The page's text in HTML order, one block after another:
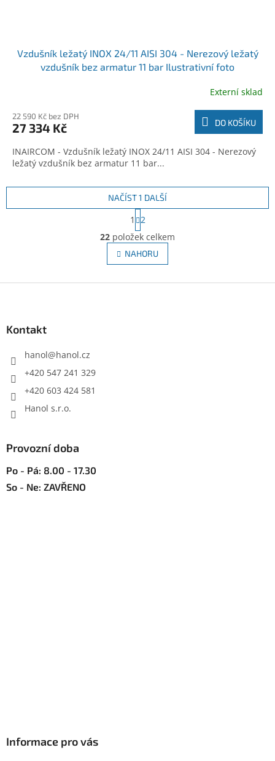
Vzdušník ležatý INOX 24/11 AISI 304 - Nerezový ležatý
vzdušník bez armatur 11 bar Ilustrativní foto
Externí sklad
22 590 Kč bez DPH
27 334 Kč DO KOŠÍKU
INAIRCOM - Vzdušník ležatý INOX 24/11 AISI 304 - Nerezový
ležatý vzdušník bez armatur 11 bar...
O
v
l
á
NAČÍST 1 DALŠÍ
S
t
r
á
n
k
v
1
2
22 položek celkem
NAHORU
Kontakt
hanol@hanol.cz
+420 547 241 329
+420 603 424 581
Hanol s.r.o.
Provozní doba
Po - Pá: 8.00 - 17.30
So - Ne: ZAVŘENO
Informace pro vás